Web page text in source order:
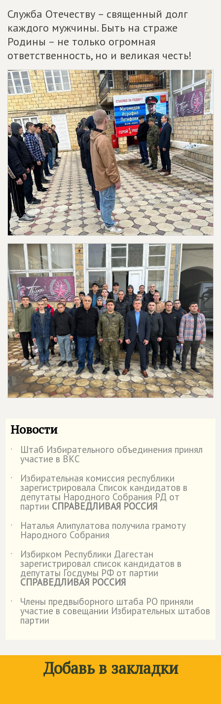
Служба Отечеству – священный долг
каждого мужчины. Быть на страже
Родины – не только огромная
ответственность, но и великая честь!
Новости
˙ Штаб Избирательного объединения принял
участие в ВКС
˙
Избирательная комиссия республики
зарегистрировала Список кандидатов в
депутаты Народного Собрания РД от
партии СПРАВЕДЛИВАЯ РОССИЯ
˙
Наталья Алипулатова получила грамоту
Народного Собрания
˙
Избирком Республики Дагестан
зарегистрировал список кандидатов в
депутаты Госдумы РФ от партии
СПРАВЕДЛИВАЯ РОССИЯ
˙
Члены предвыборного штаба РО приняли
участие в совещании Избирательных штабов
партии
Добавь в закладки